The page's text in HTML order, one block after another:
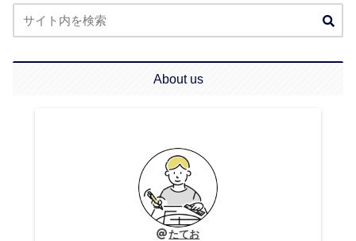
About us
たてお